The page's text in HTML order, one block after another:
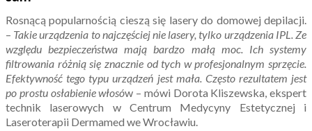
Rosnącą popularnością cieszą się lasery do domowej depilacji.
– Takie urządzenia to najczęściej nie lasery, tylko urządzenia IPL. Ze
względu bezpieczeństwa mają bardzo małą moc. Ich systemy
filtrowania różnią się znacznie od tych w profesjonalnym sprzęcie.
Efektywność tego typu urządzeń jest mała. Często rezultatem jest
po prostu osłabienie włosów – mówi Dorota Kliszewska, ekspert
technik laserowych w Centrum Medycyny Estetycznej i
Laseroterapii Dermamed we Wrocławiu.